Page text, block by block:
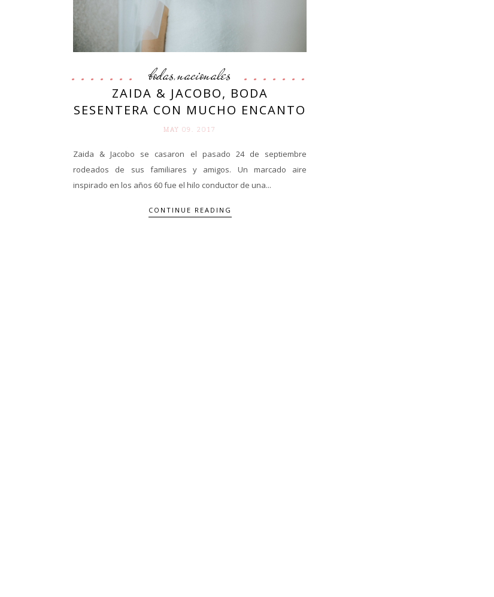
bodas,nacionales
ZAIDA & JACOBO, BODA
SESENTERA CON MUCHO ENCANTO
MAY 09. 2017
Zaida & Jacobo se casaron el pasado 24 de septiembre
rodeados de sus familiares y amigos. Un marcado aire
inspirado en los años 60 fue el hilo conductor de una...
CONTINUE READING